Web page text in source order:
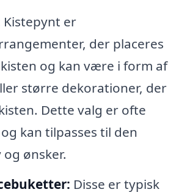
Kistepynt er
der placeres
og kan være i form af
større dekorationer, der
Dette valg er ofte
kan tilpasses til den
ønsker.
Disse er typisk